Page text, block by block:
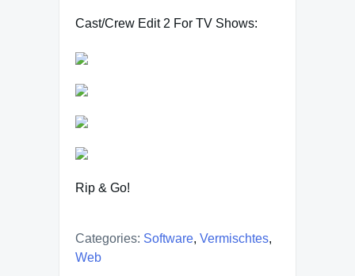
Cast/Crew Edit 2 For TV Shows:
Rip & Go!
Categories: Software, Vermischtes,
Web